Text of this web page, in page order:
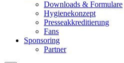
Downloads & Formulare
Hygienekonzept
Presseakkreditierung
Fans
Sponsoring
Partner